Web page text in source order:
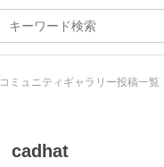
コミュニティギャラリー投稿一覧
cadhat